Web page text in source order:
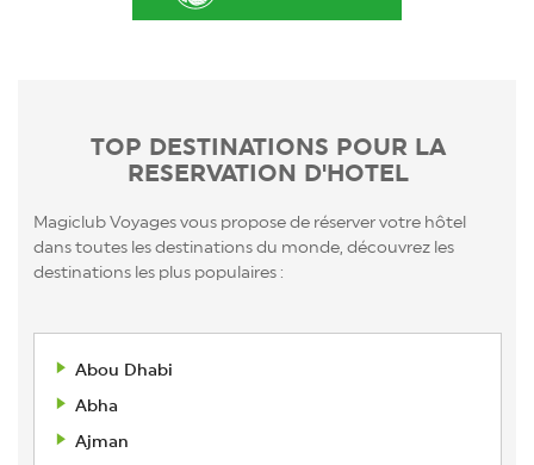
TOP DESTINATIONS POUR LA
RESERVATION D'HOTEL
Magiclub Voyages vous propose de réserver votre hôtel
dans toutes les destinations du monde, découvrez les
destinations les plus populaires :
Abou Dhabi
Abha
Ajman